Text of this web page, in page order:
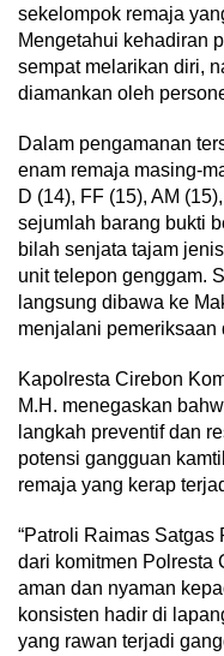
sekelompok remaja
Mengetahui kehadiran
sempat melarikan diri,
diamankan oleh
Dalam pengamanan
enam remaja masing-
D (14), FF (15), AM
sejumlah barang bukti
bilah senjata tajam
unit telepon genggam.
langsung dibawa ke
menjalani
Kapolresta Cirebon
M.H. menegaskan
langkah preventif dan
potensi gangguan
remaja yang kerap
“Patroli Raimas Satgas
dari komitmen Polresta
aman dan nyaman
konsisten hadir di
yang rawan terjadi